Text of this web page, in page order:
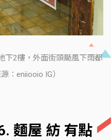
下2樓，外面街頭颳風下雨都
：eniiooio IG）
麵屋 紡 有點